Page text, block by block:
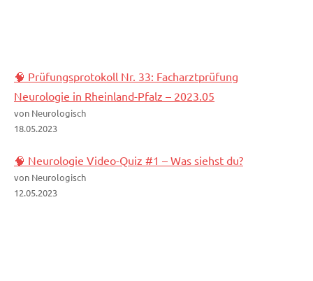
🧠 Prüfungsprotokoll Nr. 33: Facharztprüfung
Neurologie in Rheinland-Pfalz – 2023.05
von Neurologisch
18.05.2023
🧠 Neurologie Video-Quiz #1 – Was siehst du?
von Neurologisch
12.05.2023